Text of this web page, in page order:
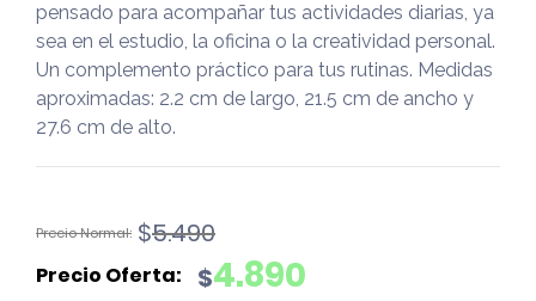
pensado para acompañar tus actividades diarias, ya
sea en el estudio, la oficina o la creatividad personal.
Un complemento práctico para tus rutinas. Medidas
aproximadas: 2.2 cm de largo, 21.5 cm de ancho y
27.6 cm de alto.
$5.490
El
original
$4.890
El
actual